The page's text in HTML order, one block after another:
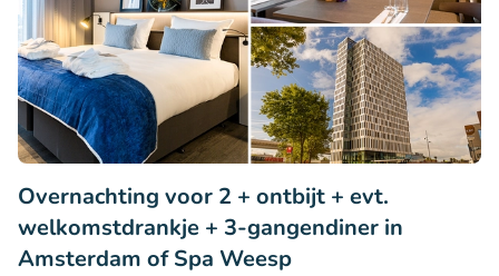
Overnachting voor 2 + ontbijt + evt.
welkomstdrankje + 3-gangendiner in
Amsterdam of Spa Weesp